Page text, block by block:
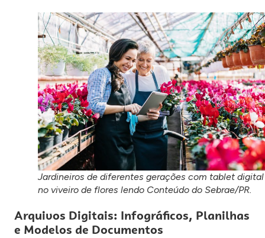
Jardineiros de diferentes gerações com tablet digital
no viveiro de flores lendo Conteúdo do Sebrae/PR.
Arquivos Digitais: Infográficos, Planilhas
e Modelos de Documentos